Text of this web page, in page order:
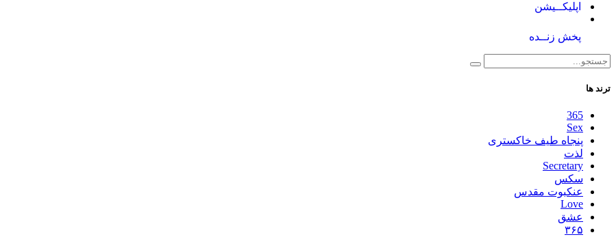
اپلیکــیشن
پخش زنــده
ترند ها
365
Sex
پنجاه طیف خاکستری
لذت
Secretary
سکس
عنکبوت مقدس
Love
عشق
۳۶۵